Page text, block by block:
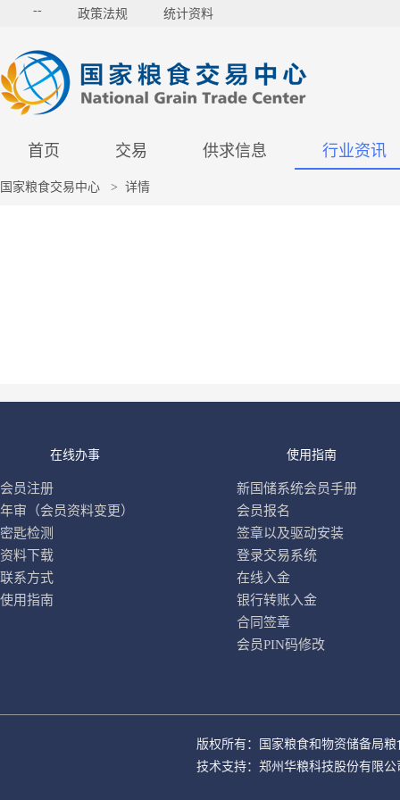
-- 政策法规 统计资料
首页 交易 供求信息 行业资讯
国家粮食交易中心 > 详情
在线办事 使用指南
会员注册
年审（会员资料变更）
密匙检测
资料下载
联系方式
使用指南
新国储系统会员手册
会员报名
签章以及驱动安装
登录交易系统
在线入金
银行转账入金
合同签章
会员PIN码修改
版权所有：国家粮食和物资储备局
技术支持：郑州华粮科技股份有限公